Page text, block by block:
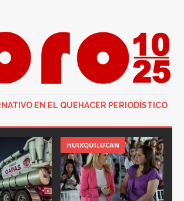
EN EL QUEHACER PERIODÍSTICO
HUIXQUILUCAN